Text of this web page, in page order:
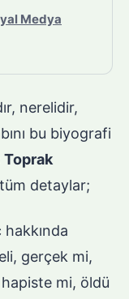
Medya
nerelidir,
bu biyografi
Toprak
detaylar;
gerçek mi,
mi, öldü